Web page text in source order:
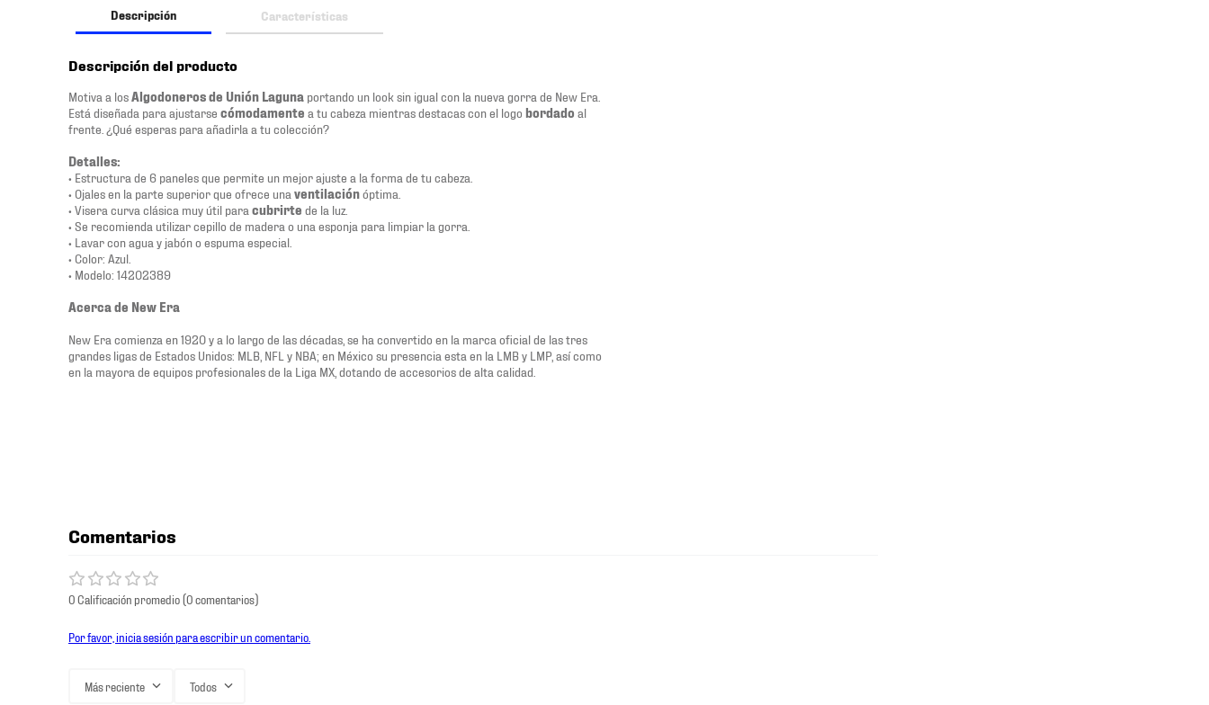
Descripción Características
Descripción del producto
Motiva a losAlgodoneros de Unión Laguna portando un look sin igual con la nueva gorra de New Era.
Está diseñada para ajustarse cómodamente a tu cabeza mientras destacas con el logo bordado al
frente. ¿Qué esperas para añadirla a tu colección?
Detalles:
• Estructura de 6 paneles que permite un mejor ajuste a la forma de tu cabeza.
• Ojales en la parte superior que ofrece una ventilaciónóptima.
• Visera curva clásica muy útil para cubrirte de la luz.
• Se recomienda utilizar cepillo de madera o una esponja para limpiar la gorra.
• Lavar con agua y jabón o espuma especial.
• Color: Azul.
• Modelo: 14202389
Acerca de New Era
New Era comienza en 1920 y a lo largo de las décadas, se ha convertido en la marca oficial de las tres
grandes ligas de Estados Unidos: MLB, NFL y NBA; en México su presencia esta en la LMB y LMP, así como
en la mayora de equipos profesionales de la Liga MX, dotando de accesorios de alta calidad.
Comentarios
0 Calificación promedio(0 comentarios)
Por favor, inicia sesión para escribir un comentario.
Más reciente Todos